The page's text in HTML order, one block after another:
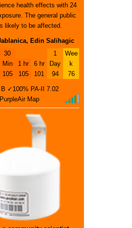
health effects with 24
The general public
likely to be affected.
Edin Salihagic
30
Min
105
1 hr
105
6 hr
101
1
Day
94
Wee
k
76
B ✓100% PA-II 7.02
Map